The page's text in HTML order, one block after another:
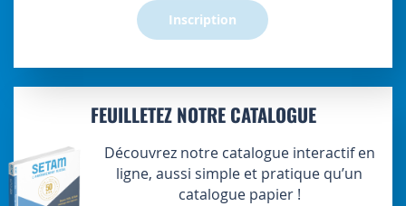
Inscription
FEUILLETEZ NOTRE CATALOGUE
Découvrez notre catalogue interactif en
ligne, aussi simple et pratique qu’un
catalogue papier !